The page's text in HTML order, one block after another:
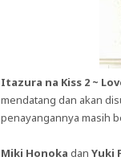
Itazura na Kiss 2 ~
mendatang dan akan
penayangannya masih
Miki Honoka dan Yuki